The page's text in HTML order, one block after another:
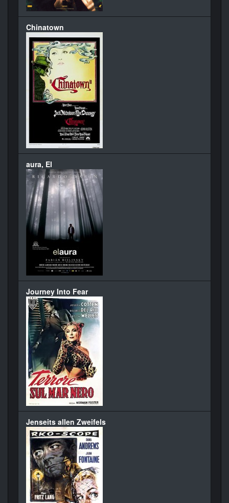
Chinatown
aura, El
Journey Into Fear
Jenseits allen Zweifels